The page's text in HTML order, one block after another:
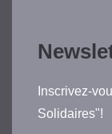
Inscrivez-
Solidaires"!